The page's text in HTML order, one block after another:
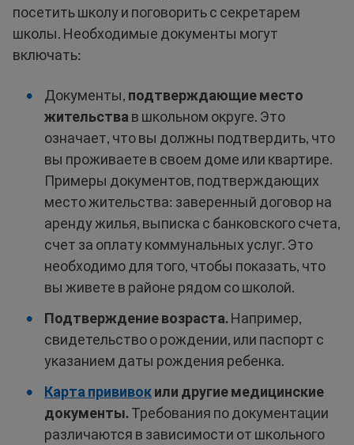
посетить школу и поговорить с секретарем
школы. Необходимые документы могут
включать:
Документы, подтверждающие место
жительства в школьном округе. Это
означает, что вы должны подтвердить, что
вы проживаете в своем доме или квартире.
Примеры документов, подтверждающих
место жительства: заверенный договор на
аренду жилья, выписка с банковского счета,
счет за оплату коммунальных услуг. Это
необходимо для того, чтобы показать, что
вы живете в районе рядом со школой.
Подтверждение возраста.Например,
свидетельство о рождении, или паспорт с
указанием даты рождения ребенка.
Карта прививокили другие медицинские
документы.Требования по документации
различаются в зависимости от школьного